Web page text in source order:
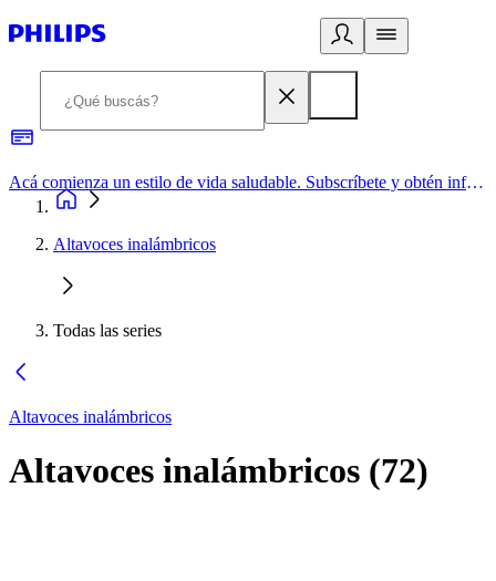
Acá comienza un estilo de vida saludable. Subscríbete y obtén información de primera mano
Altavoces inalámbricos
Todas las series
Altavoces inalámbricos
Altavoces inalámbricos (72)